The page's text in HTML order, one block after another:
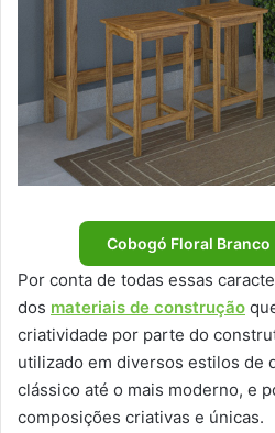
Cobogó Floral
Por conta de todas essas
dos materiais de construção
criatividade por parte do
utilizado em diversos estilos de
clássico até o mais moderno, e
composições criativas e únicas.